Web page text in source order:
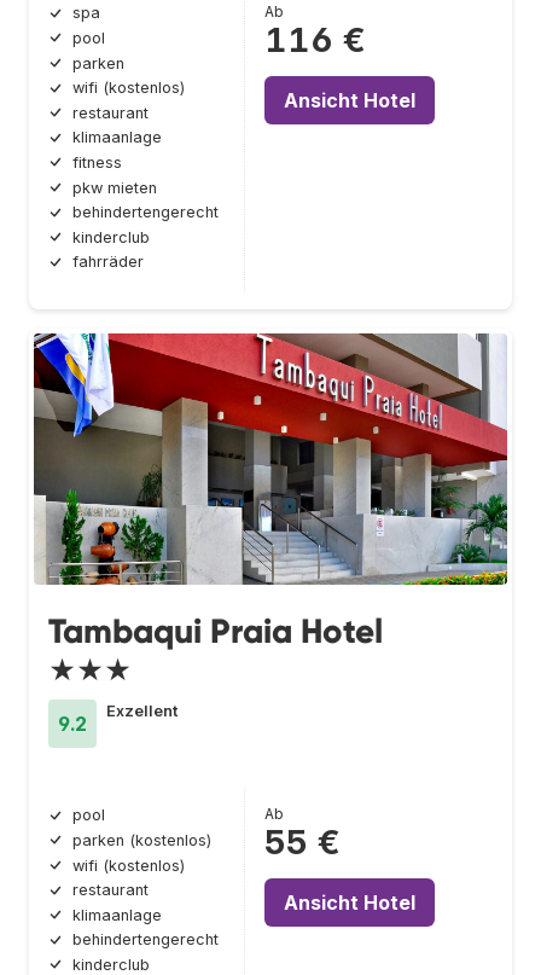
spa
pool
parken
wifi (kostenlos)
restaurant
klimaanlage
fitness
pkw mieten
behindertengerecht
kinderclub
fahrräder
Ab
116 €
Ansicht Hotel
Tambaqui Praia Hotel
★★★
9.2
Exzellent
pool
parken (kostenlos)
wifi (kostenlos)
restaurant
klimaanlage
behindertengerecht
kinderclub
Ab
55 €
Ansicht Hotel